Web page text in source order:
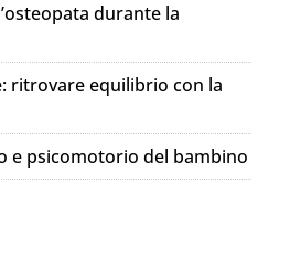
durante la
ritrovare equilibrio con la
e psicomotorio del bambino